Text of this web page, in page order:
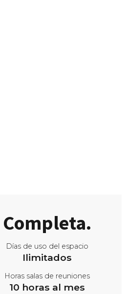
Completa.
Días de uso del espacio
Ilimitados
Horas salas de reuniones
10 horas al mes